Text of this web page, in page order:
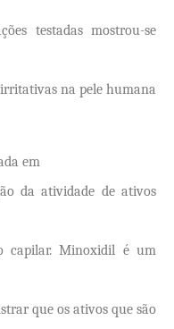
testadas mostrou-se
na pele humana
em
da atividade de ativos
capilar. Minoxidil é um
que os ativos que são